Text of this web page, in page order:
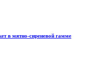
в мятно-сиреневой гамме